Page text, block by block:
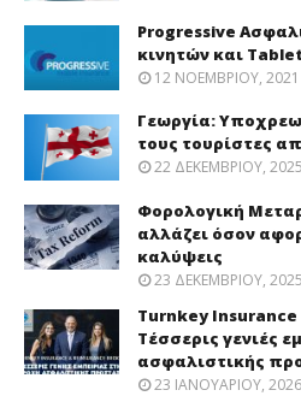
Progressive
κινητών και
12 ΝΟΕΜΒΡΊΟΥ, 2021
Γεωργία:
τους τουρίστες
22 ΔΕΚΕΜΒΡΊΟΥ, 2025
Φορολογική
αλλάζει όσον
καλύψεις
23 ΔΕΚΕΜΒΡΊΟΥ, 2025
Turnkey
Τέσσερις γενιές
ασφαλιστικής
23 ΙΑΝΟΥΑΡΊΟΥ, 2026